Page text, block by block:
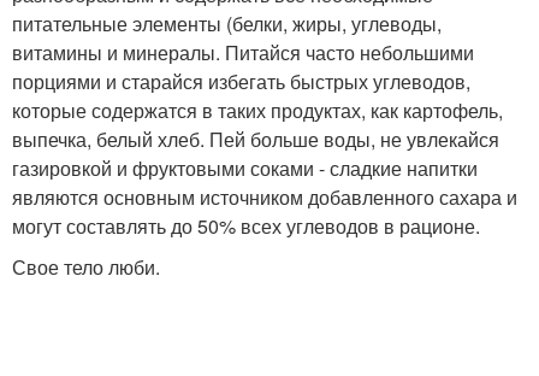
питательные элементы (белки, жиры, углеводы,
витамины и минералы. Питайся часто небольшими
порциями и старайся избегать быстрых углеводов,
которые содержатся в таких продуктах, как картофель,
выпечка, белый хлеб. Пей больше воды, не увлекайся
газировкой и фруктовыми соками - сладкие напитки
являются основным источником добавленного сахара и
могут составлять до 50% всех углеводов в рационе.
Свое тело люби.